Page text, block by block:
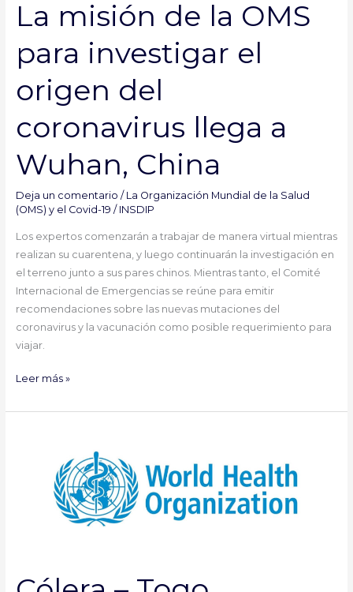
La misión de la OMS
para investigar el
origen del
coronavirus llega a
Wuhan, China
Deja un comentario / La Organización Mundial de la Salud
(OMS) y el Covid-19 / INSDIP
Los expertos comenzarán a trabajar de manera virtual mientras
realizan su cuarentena, y luego continuarán la investigación en
el terreno junto a sus pares chinos. Mientras tanto, el Comité
Internacional de Emergencias se reúne para emitir
recomendaciones sobre las nuevas mutaciones del
coronavirus y la vacunación como posible requerimiento para
viajar.
del
coronavirus
a
Wuhan,
China
Leer más »